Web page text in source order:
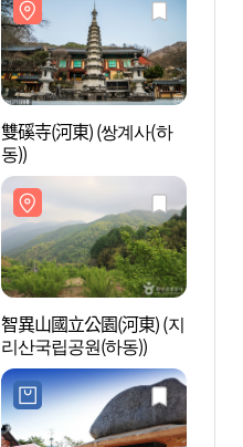
雙磎寺(河東) (쌍계사(하
동))
智異山國立公園(河東) (지
리산국립공원(하동))